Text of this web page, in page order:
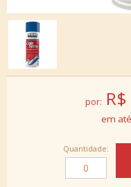
por: R$
Quantidade: